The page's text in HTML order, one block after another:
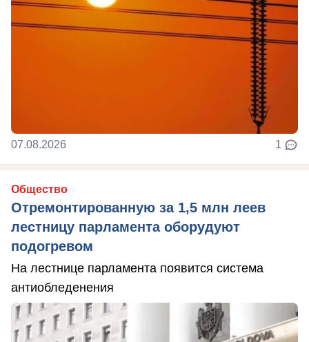
07.08.2026 1
Общество
Отремонтированную за 1,5 млн леев
лестницу парламента оборудуют
подогревом
На лестнице парламента появится система
антиобледенения